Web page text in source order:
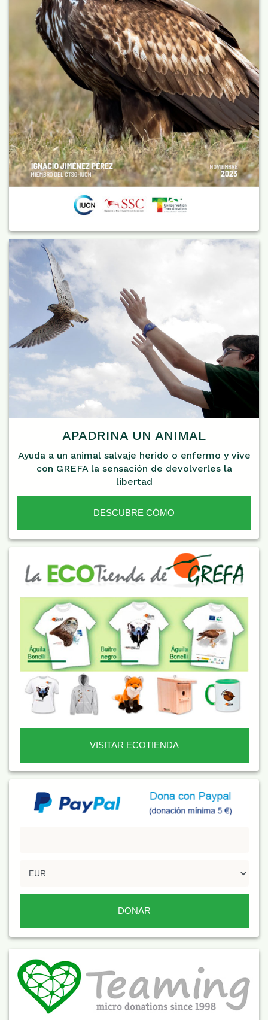
APADRINA UN ANIMAL
Ayuda a un animal salvaje herido o enfermo y vive
con GREFA la sensación de devolverles la
libertad
DESCUBRE CÓMO
VISITAR ECOTIENDA